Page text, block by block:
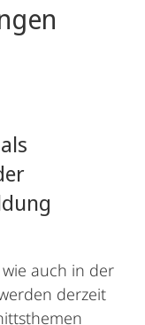
auch in der
derzeit